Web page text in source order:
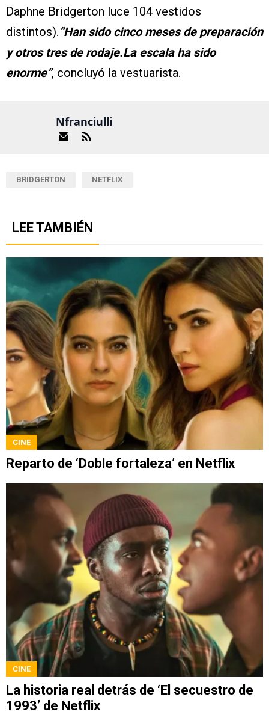
Daphne Bridgerton luce 104 vestidos
distintos).“Han sido cinco meses de preparación
y otros tres de rodaje.La escala ha sido
enorme”, concluyó la vestuarista.
Nfranciulli
BRIDGERTON NETFLIX
LEE TAMBIÉN
CINE
Reparto de ‘Doble fortaleza’ en Netflix
CINE
La historia real detrás de ‘El secuestro de
1993’ de Netflix